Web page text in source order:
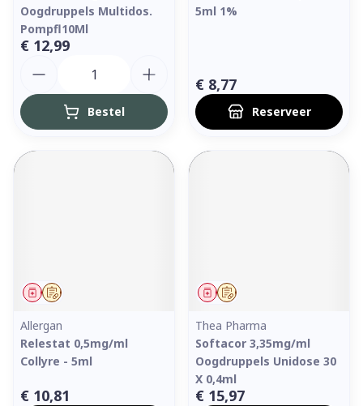
Oogdruppels Multidos.
Pompfl10Ml
€ 12,99
Bestel
5ml 1%
€ 8,77
Reserveer
Op voorschrift
Geneesmiddel
Allergan
Relestat 0,5mg/ml
Collyre - 5ml
€ 10,81
Op voorschrift
Geneesmiddel
Thea Pharma
Softacor 3,35mg/ml
Oogdruppels Unidose 30
X 0,4ml
€ 15,97